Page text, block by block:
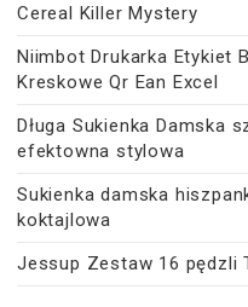
Cereal Killer Mystery
Niimbot Drukarka Etykiet
Kreskowe Qr Ean Excel
Długa Sukienka Damska
efektowna stylowa
Sukienka damska
koktajlowa
Jessup Zestaw 16 pędzli